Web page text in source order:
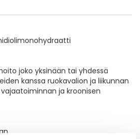
joko yksinään tai yhdessä
kanssa ruokavalion ja liikunnan
ja kroonisen